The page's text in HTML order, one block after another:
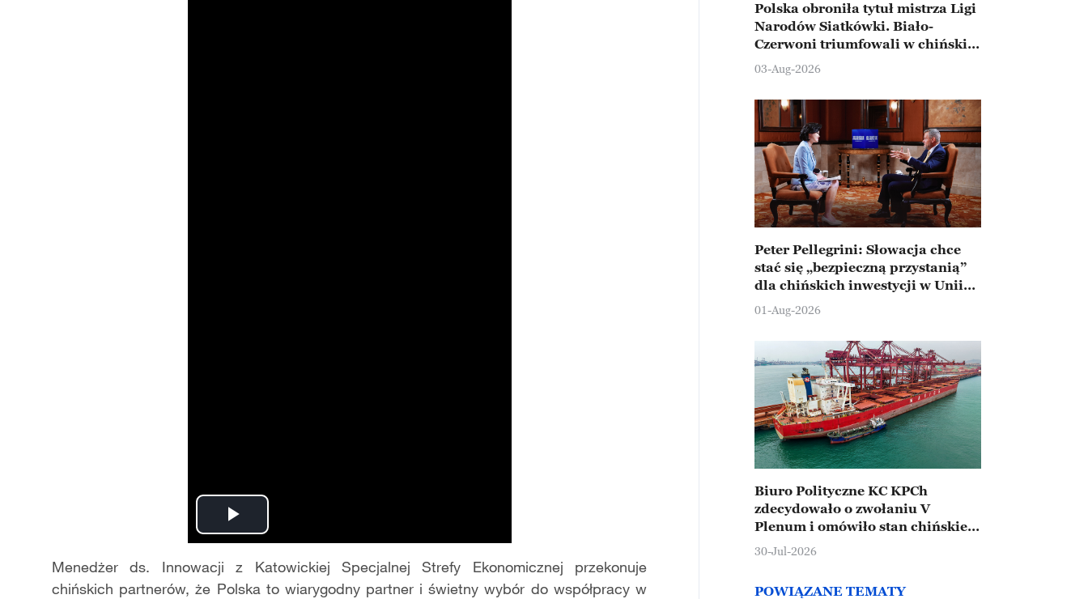
Play
Video
Menedżer ds. Innowacji z Katowickiej Specjalnej Strefy Ekonomicznej przekonuje
chińskich partnerów, że Polska to wiarygodny partner i świetny wybór do współpracy w
Polska obroniła tytuł mistrza Ligi
Narodów Siatkówki. Biało-
Czerwoni triumfowali w chińskim
Ningbo
03-Aug-2026
Peter Pellegrini: Słowacja chce
stać się „bezpieczną przystanią”
dla chińskich inwestycji w Unii
Europejskiej
01-Aug-2026
Biuro Polityczne KC KPCh
zdecydowało o zwołaniu V
Plenum i omówiło stan chińskiej
gospodarki
30-Jul-2026
POWIĄZANE TEMATY